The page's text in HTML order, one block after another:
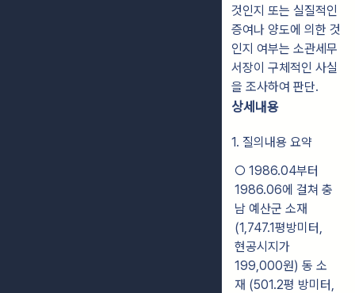
것인지 또는 실질적인
증여나 양도에 의한 것
인지 여부는 소관세무
서장이 구체적인 사실
을 조사하여 판단.
상세내용
1. 질의내용 요약
○ 1986.04부터
1986.06에 걸쳐 충
남 예산군 소재
(1,747.1평방미터,
현공시지가
199,000원) 동 소
재 (501.2평 방미터,